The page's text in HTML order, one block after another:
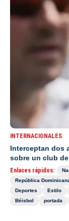
INTERNACIONALES
Interceptan dos
sobre un club
Enlaces rápidos:
República
Deportes
Estilo
Béisbol
portada